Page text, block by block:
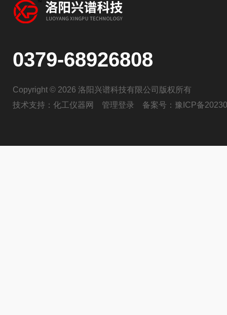
0379-68926808
Copyright © 2026 洛阳兴谱科技有限公司版权所有
技术支持： 化工仪器网 管理登录 备案号： 豫ICP备